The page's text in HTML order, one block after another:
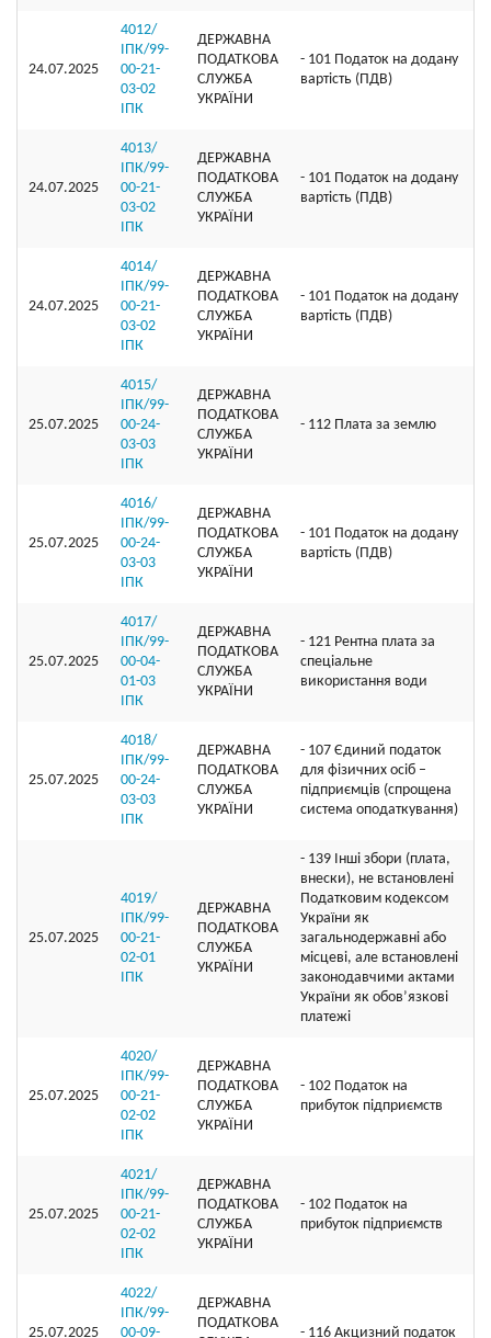
24.07.2025
4012/
ІПК/99-
00-21-
03-02
ІПК
ДЕРЖАВНА
ПОДАТКОВА
СЛУЖБА
УКРАЇНИ
- 101 Податок на додану
вартість (ПДВ)
24.07.2025
4013/
ІПК/99-
00-21-
03-02
ІПК
ДЕРЖАВНА
ПОДАТКОВА
СЛУЖБА
УКРАЇНИ
- 101 Податок на додану
вартість (ПДВ)
24.07.2025
4014/
ІПК/99-
00-21-
03-02
ІПК
ДЕРЖАВНА
ПОДАТКОВА
СЛУЖБА
УКРАЇНИ
- 101 Податок на додану
вартість (ПДВ)
25.07.2025
4015/
ІПК/99-
00-24-
03-03
ІПК
ДЕРЖАВНА
ПОДАТКОВА
СЛУЖБА
УКРАЇНИ
- 112 Плата за землю
25.07.2025
4016/
ІПК/99-
00-24-
03-03
ІПК
ДЕРЖАВНА
ПОДАТКОВА
СЛУЖБА
УКРАЇНИ
- 101 Податок на додану
вартість (ПДВ)
25.07.2025
4017/
ІПК/99-
00-04-
01-03
ІПК
ДЕРЖАВНА
ПОДАТКОВА
СЛУЖБА
УКРАЇНИ
- 121 Рентна плата за
спеціальне
використання води
25.07.2025
4018/
ІПК/99-
00-24-
03-03
ІПК
ДЕРЖАВНА
ПОДАТКОВА
СЛУЖБА
УКРАЇНИ
- 107 Єдиний податок
для фізичних осіб –
підприємців (спрощена
система оподаткування)
25.07.2025
4019/
ІПК/99-
00-21-
02-01
ІПК
ДЕРЖАВНА
ПОДАТКОВА
СЛУЖБА
УКРАЇНИ
- 139 Інші збори (плата,
внески), не встановлені
Податковим кодексом
України як
загальнодержавні або
місцеві, але встановлені
законодавчими актами
України як обов’язкові
платежі
25.07.2025
4020/
ІПК/99-
00-21-
02-02
ІПК
ДЕРЖАВНА
ПОДАТКОВА
СЛУЖБА
УКРАЇНИ
- 102 Податок на
прибуток підприємств
25.07.2025
4021/
ІПК/99-
00-21-
02-02
ІПК
ДЕРЖАВНА
ПОДАТКОВА
СЛУЖБА
УКРАЇНИ
- 102 Податок на
прибуток підприємств
25.07.2025
4022/
ІПК/99-
00-09-
ДЕРЖАВНА
ПОДАТКОВА
- 116 Акцизний податок